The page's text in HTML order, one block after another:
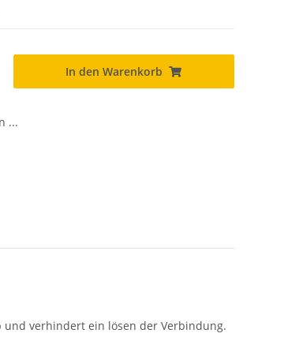
In den Warenkorb
...
und verhindert ein lösen der Verbindung.